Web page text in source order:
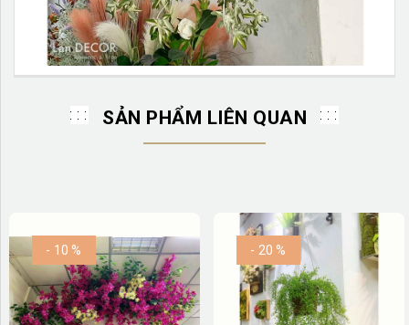
SẢN PHẨM LIÊN QUAN
- 10 % - 20 %